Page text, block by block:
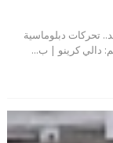
تحركات دبلوماسية
دالي كرينو | ب...